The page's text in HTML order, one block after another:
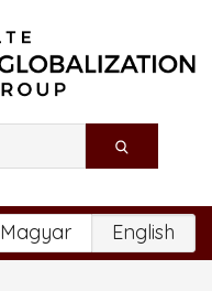
Magyar English